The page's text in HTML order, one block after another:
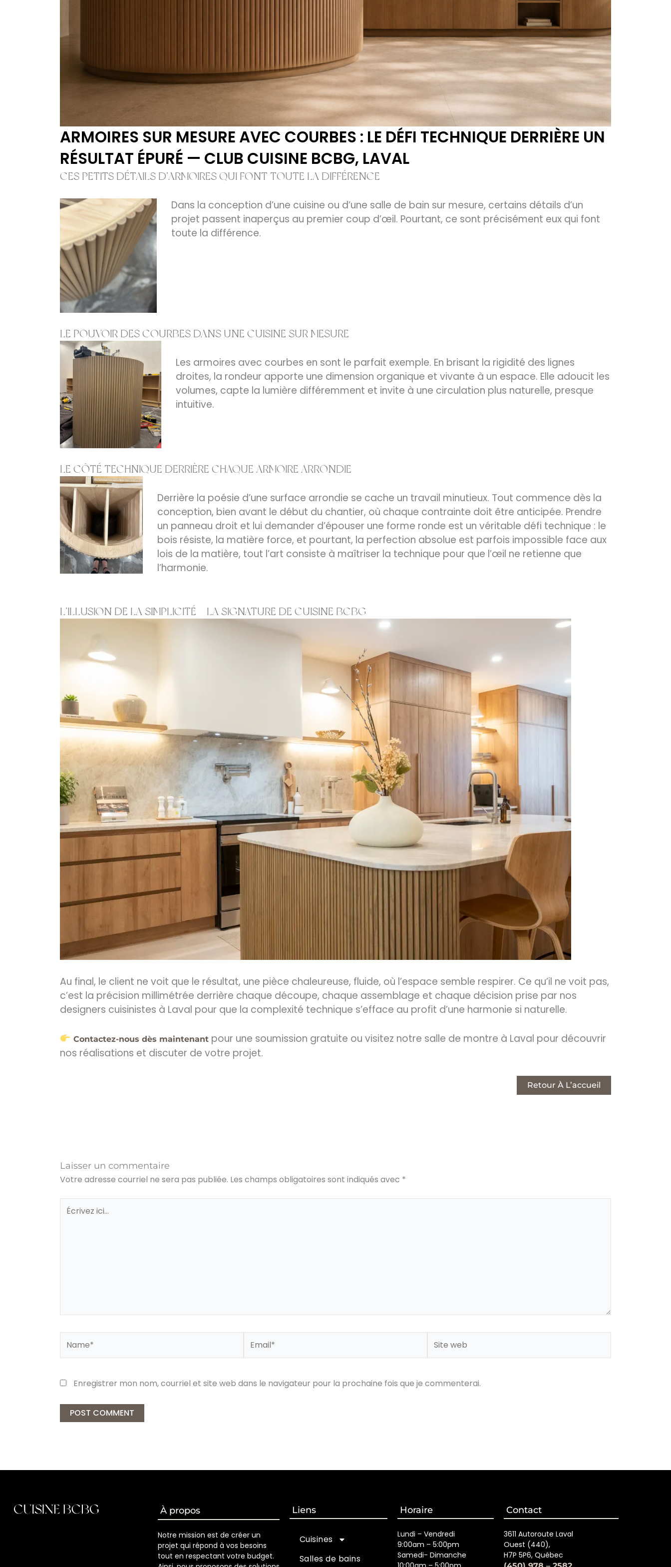
ARMOIRES SUR MESURE AVEC COURBES : LE DÉFI TECHNIQUE DERRIÈRE UN
RÉSULTAT ÉPURÉ — CLUB CUISINE BCBG, LAVAL
CES PETITS DÉTAILS D’ARMOIRES QUI FONT TOUTE LA DIFFÉRENCE
Dans la conception d’une cuisine ou d’une salle de bain sur mesure, certains détails d’un
projet passent inaperçus au premier coup d’œil. Pourtant, ce sont précisément eux qui font
toute la différence.
LE POUVOIR DES COURBES DANS UNE CUISINE SUR MESURE
Les armoires avec courbes en sont le parfait exemple. En brisant la rigidité des lignes
droites, la rondeur apporte une dimension organique et vivante à un espace. Elle adoucit les
volumes, capte la lumière différemment et invite à une circulation plus naturelle, presque
intuitive.
LE CÔTÉ TECHNIQUE DERRIÈRE CHAQUE ARMOIRE ARRONDIE
Derrière la poésie d’une surface arrondie se cache un travail minutieux. Tout commence dès la
conception, bien avant le début du chantier, où chaque contrainte doit être anticipée. Prendre
un panneau droit et lui demander d’épouser une forme ronde est un véritable défi technique : le
bois résiste, la matière force, et pourtant, la perfection absolue est parfois impossible face aux
lois de la matière, tout l’art consiste à maîtriser la technique pour que l’œil ne retienne que
l’harmonie.
L’ILLUSION DE LA SIMPLICITÉ – LA SIGNATURE DE CUISINE BCBG
Au final, le client ne voit que le résultat, une pièce chaleureuse, fluide, où l’espace semble respirer. Ce qu’il ne voit pas,
c’est la précision millimétrée derrière chaque découpe, chaque assemblage et chaque décision prise par nos
designers cuisinistes à Laval pour que la complexité technique s’efface au profit d’une harmonie si naturelle.
Contactez-nous dès maintenantpour une soumission gratuite ou visitez notre salle de montre à Laval pour découvrir
nos réalisations et discuter de votre projet.
Retour À L’accueil
Laisser un commentaire
Votre adresse courriel ne sera pas publiée. Les champs obligatoires sont indiqués avec *
Écrivez
ici…
web
Enregistrer mon nom, courriel et site web dans le navigateur pour la prochaine fois que je commenterai.
À propos
Notre mission est de créer un
projet qui répond à vos besoins
tout en respectant votre budget.
Liens
Cuisines
Salles de bains
Horaire
Lundi – Vendredi
9:00am – 5:00pm
Samedi- Dimanche
Contact
3611 Autoroute Laval
Ouest (440),
H7P 5P6, Québec